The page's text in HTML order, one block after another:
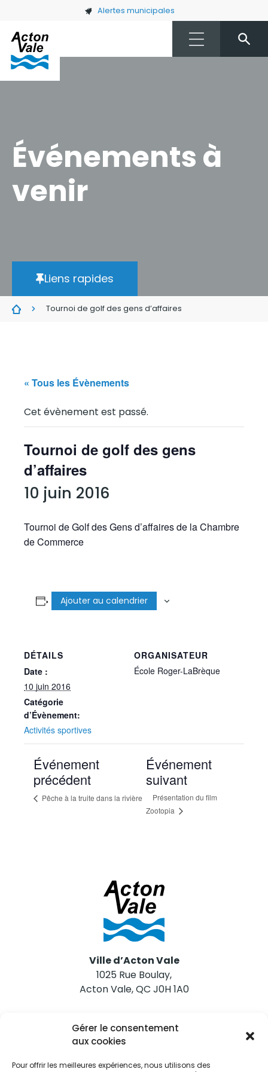
Gérer le consentement
aux cookies
Pour offrir les meilleures expériences, nous utilisons des
Skip to main content Alertes municipales
Événements à
venir
Liens rapides
Tournoi de golf des gens d’affaires
« Tous les Évènements
Cet évènement est passé.
Tournoi de golf des gens
d’affaires
10 juin 2016
Tournoi de Golf des Gens d’affaires de la Chambre
de Commerce
Ajouter au calendrier
DÉTAILS
Date :
10 juin 2016
Catégorie
d’Évènement:
Activités sportives
ORGANISATEUR
École Roger-LaBrèque
Événement
précédent
Pêche à la truite dans la rivière
Événement
suivant
Présentation du film
Zootopia
Ville d’Acton Vale
1025 Rue Boulay,
Acton Vale, QC J0H 1A0
Nous joindre
Tél. 450 546-2703